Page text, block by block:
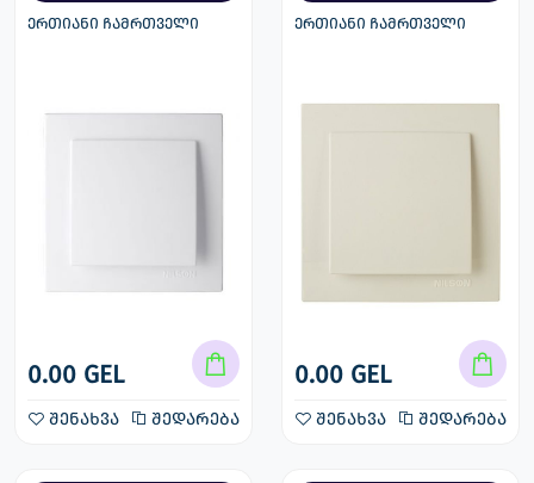
ერთიანი ჩამრთველი
0.00 GEL
შენახვა შედარება
ერთიანი ჩამრთველი
0.00 GEL
შენახვა შედარება